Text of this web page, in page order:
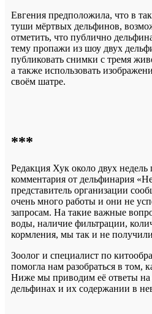
Евгения предположила, что в
туши мёртвых дельфинов,
отметить, что публично
тему пропажи из шоу двух
публиковать снимки с тремя
а также использовать
своём шатре.
***
Редакция Хук около двух недель
комментария от дельфинария
представитель организации
очень много работы и они не
запросам. На такие важные
воды, наличие фильтрации,
кормления, мы так и не
Зоолог и специалист по
помогла нам разобраться в том,
Ниже мы приводим её ответы
дельфинах и их содержании в